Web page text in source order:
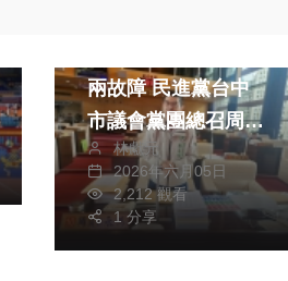
兩故障 民進黨台中
市議會黨團總召周永
鴻：盧市府找不出原
因、江啟臣作為盧市
長子弟兵卻默不作聲
中捷：多管道揭露異
林獻元
2026年六月05日
2,212 觀看
1 分享
熱門
南投元旦升旗迎